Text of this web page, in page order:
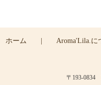
ホーム Aroma'Lila.に
〒193-0834